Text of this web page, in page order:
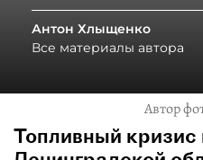
Антон Хлыщенко
Все материалы автора
Автор
Топливный кризис